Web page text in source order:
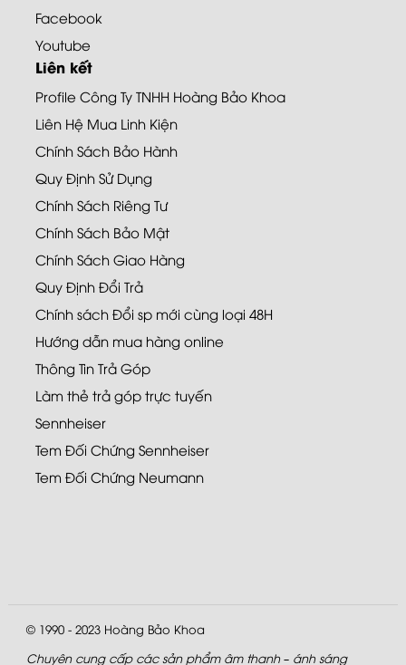
Facebook
Youtube
Liên kết
Profile Công Ty TNHH Hoàng Bảo Khoa
Liên Hệ Mua Linh Kiện
Chính Sách Bảo Hành
Quy Định Sử Dụng
Chính Sách Riêng Tư
Chính Sách Bảo Mật
Chính Sách Giao Hàng
Quy Định Đổi Trả
Chính sách Đổi sp mới cùng loại 48H
Hướng dẫn mua hàng online
Thông Tin Trả Góp
Làm thẻ trả góp trực tuyến
Sennheiser
Tem Đối Chứng Sennheiser
Tem Đối Chứng Neumann
© 1990 - 2023 Hoàng Bảo Khoa
Chuyên cung cấp các sản phẩm âm thanh – ánh sáng